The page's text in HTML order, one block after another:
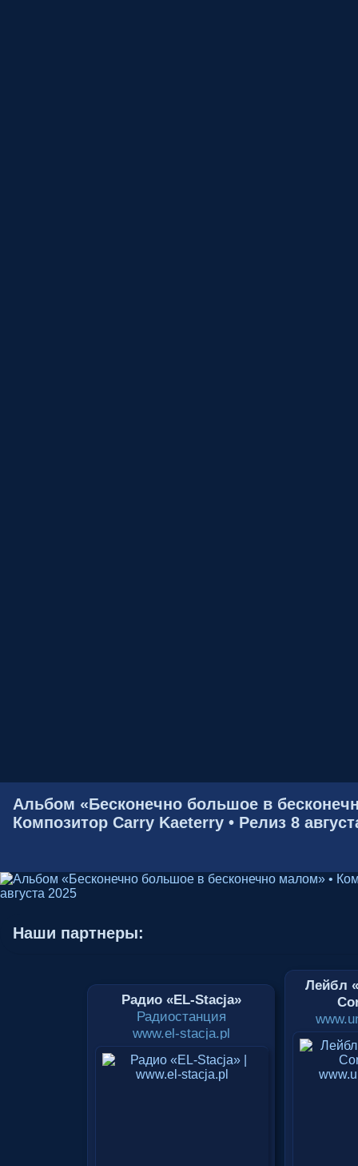
Альбом «Бесконечно большое в
Композитор Carry Kaeterry • Релиз 8
Наши партнеры:
Радио «EL-Stacja»
Радиостанция
www.el-stacja.pl
Лейбл